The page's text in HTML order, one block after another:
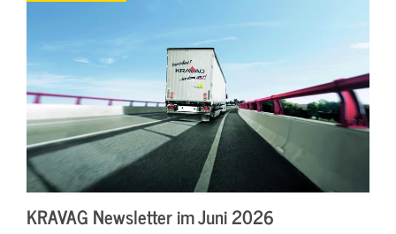
KRAVAG Newsletter im Juni 2026